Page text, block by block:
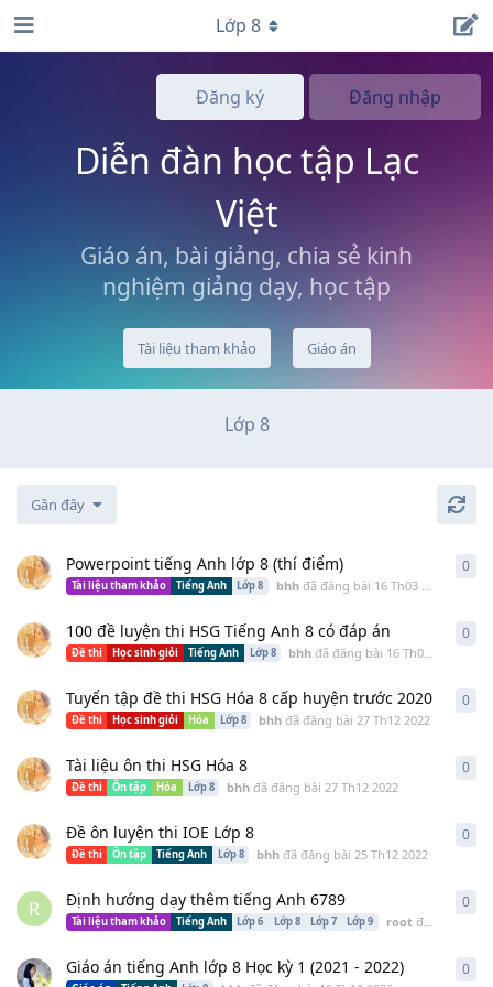
Đăng ký Đăng nhập
Diễn đàn học tập Lạc
Việt
Giáo án, bài giảng, chia sẻ kinh
nghiệm giảng dạy, học tập
Tài liệu tham khảo Giáo án
Lớp 8
Lớp 8
Gần đây
Powerpoint tiếng Anh lớp 8 (thí điểm)
Tài liệu tham khảo Tiếng Anh Lớp 8 bhh đã đăng bài 16 Th03 2023
0
100 đề luyện thi HSG Tiếng Anh 8 có đáp án
Đề thi Học sinh giỏi Tiếng Anh Lớp 8 bhh đã đăng bài 16 Th03 2023
0
Tuyển tập đề thi HSG Hóa 8 cấp huyện trước 2020
Đề thi Học sinh giỏi Hóa Lớp 8 bhh đã đăng bài 27 Th12 2022
0
Tài liệu ôn thi HSG Hóa 8
Đề thi Ôn tập Hóa Lớp 8 bhh đã đăng bài 27 Th12 2022
0
Đề ôn luyện thi IOE Lớp 8
Đề thi Ôn tập Tiếng Anh Lớp 8 bhh đã đăng bài 25 Th12 2022
0
R Định hướng dạy thêm tiếng Anh 6789
Tài liệu tham khảo Tiếng Anh Lớp 6 Lớp 8 Lớp 7 Lớp 9 root đã đăng bài
0
Giáo án tiếng Anh lớp 8 Học kỳ 1 (2021 - 2022) 0